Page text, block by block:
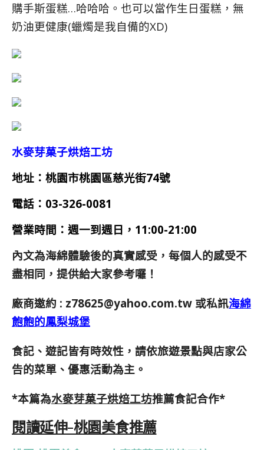
購手斯蛋糕…哈哈哈。也可以當作生日蛋糕，無
奶油更健康(蠟燭是我自備的XD)
水麥芽菓子烘焙工坊
地址：桃園市桃園區慈光街74號
電話：03-326-0081
營業時間： 週一到週日，11:00-21:00
內文為海綿體驗後的真實感受，每個人的感受不
盡相同，提供給大家參考囉！
廠商邀約 : z78625@yahoo.com.tw 或私訊海綿
飽飽的鳳梨城堡
食記、遊記皆有時效性，請依旅遊景點與店家公
告的菜單、優惠活動為主。
*本篇為水麥芽菓子烘焙工坊推薦食記合作*
閱讀延伸-桃園美食推薦